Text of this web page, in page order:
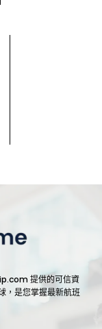
提供的可信資
，是您掌握最新航班